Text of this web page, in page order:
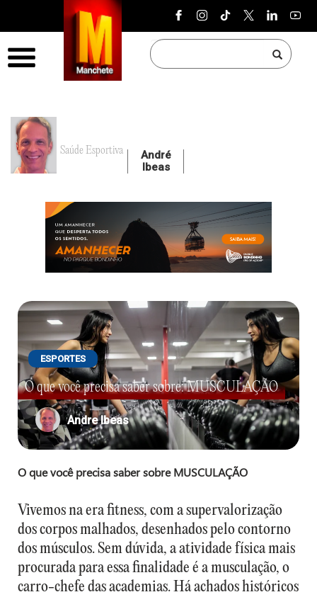
Pular para o conteúdo
Saúde Esportiva
André
Ibeas
ESPORTES
O que você precisa saber sobre: MUSCULAÇÃO
Andre Ibeas
O que você precisa saber sobre MUSCULAÇÃO
Vivemos na era fitness, com a supervalorização
dos corpos malhados, desenhados pelo contorno
dos músculos. Sem dúvida, a atividade física mais
procurada para essa finalidade é a musculação, o
carro-chefe das academias. Há achados históricos